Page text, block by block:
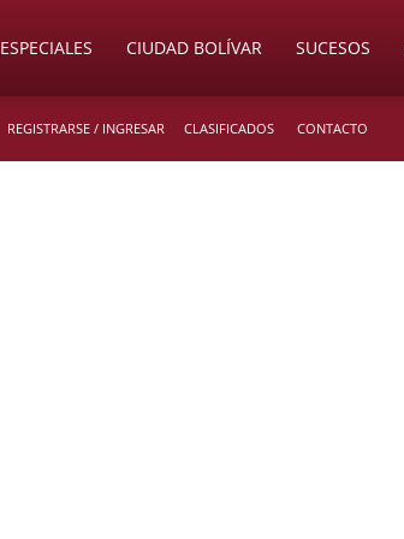
ESPECIALES CIUDAD BOLÍVAR SUCESOS
REGISTRARSE / INGRESAR CLASIFICADOS CONTACTO